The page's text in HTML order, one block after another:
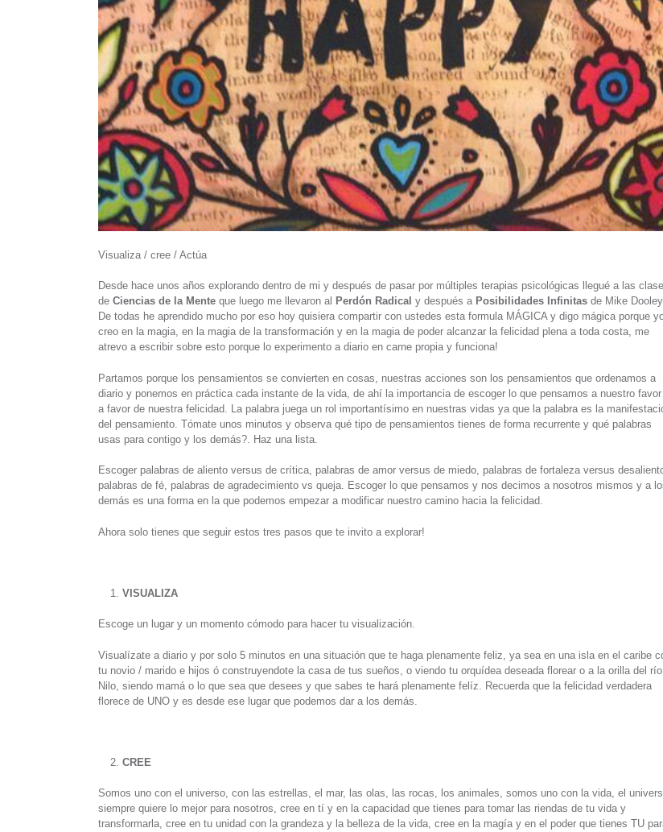
Visualiza / cree / Actúa
Desde hace unos años explorando dentro de mi y después de pasar por múltiples terapias psicológicas llegué a las
de Ciencias de la Mente que luego me llevaron al Perdón Radical y después a Posibilidades Infinitas de Mike
De todas he aprendido mucho por eso hoy quisiera compartir con ustedes esta formula MÁGICA y digo mágica porque
creo en la magia, en la magia de la transformación y en la magia de poder alcanzar la felicidad plena a toda costa, me
atrevo a escribir sobre esto porque lo experimento a diario en carne propia y funciona!
Partamos porque los pensamientos se convierten en cosas, nuestras acciones son los pensamientos que ordenamos a
diario y ponemos en práctica cada instante de la vida, de ahí la importancia de escoger lo que pensamos a nuestro
a favor de nuestra felicidad. La palabra juega un rol importantísimo en nuestras vidas ya que la palabra es la
del pensamiento. Tómate unos minutos y observa qué tipo de pensamientos tienes de forma recurrente y qué palabras
usas para contigo y los demás?. Haz una lista.
Escoger palabras de aliento versus de crítica, palabras de amor versus de miedo, palabras de fortaleza versus
palabras de fé, palabras de agradecimiento vs queja. Escoger lo que pensamos y nos decimos a nosotros mismos y a
demás es una forma en la que podemos empezar a modificar nuestro camino hacia la felicidad.
Ahora solo tienes que seguir estos tres pasos que te invito a explorar!
VISUALIZA
Escoge un lugar y un momento cómodo para hacer tu visualización.
Visualízate a diario y por solo 5 minutos en una situación que te haga plenamente feliz, ya sea en una isla en el caribe
tu novio / marido e hijos ó construyendote la casa de tus sueños, o viendo tu orquídea deseada florear o a la orilla del río
Nilo, siendo mamá o lo que sea que desees y que sabes te hará plenamente felíz. Recuerda que la felicidad verdadera
florece de UNO y es desde ese lugar que podemos dar a los demás.
CREE
Somos uno con el universo, con las estrellas, el mar, las olas, las rocas, los animales, somos uno con la vida, el
siempre quiere lo mejor para nosotros, cree en tí y en la capacidad que tienes para tomar las riendas de tu vida y
transformarla, cree en tu unidad con la grandeza y la belleza de la vida, cree en la magía y en el poder que tienes TU